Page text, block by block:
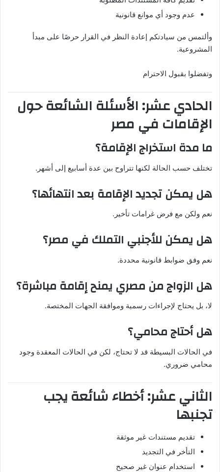
عدم وجود أي موانع قانونية
وألتمس من سيادتكم إعادة النظر في القرار حرصًا على مبدأ
المشروعية.
وتفضلوا بقبول الاحترام
الحادي عشر: الأسئلة الشائعة حول
الإقامات في مصر
ما مدة استخراج الإقامة؟
تختلف حسب الحالة لكنها تتراوح بين عدة أسابيع إلى أشهر.
هل يمكن تجديد الإقامة بعد انتهائها؟
نعم ولكن مع فرض غرامات تأخير.
هل يمكن للأجنبي التملك في مصر؟
نعم وفق ضوابط قانونية محددة.
هل الزواج من مصري يمنح إقامة مباشرة؟
لا، بل يحتاج لإجراءات رسمية وموافقة الجهات المختصة.
هل أحتاج محامي؟
في الحالات البسيطة قد لا تحتاج، لكن في الحالات المعقدة وجود
محامي ضروري.
الثاني عشر: أخطاء شائعة يجب
تجنبها
تقديم مستندات غير موثقة
التأخر في التجديد
استخدام عنوان غير صحيح